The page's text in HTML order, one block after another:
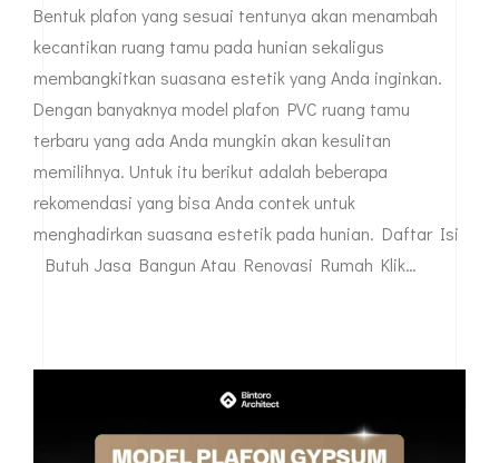
Bentuk plafon yang sesuai tentunya akan menambah
kecantikan ruang tamu pada hunian sekaligus
membangkitkan suasana estetik yang Anda inginkan.
Dengan banyaknya model plafon PVC ruang tamu
terbaru yang ada Anda mungkin akan kesulitan
memilihnya. Untuk itu berikut adalah beberapa
rekomendasi yang bisa Anda contek untuk
menghadirkan suasana estetik pada hunian. Daftar Isi
Butuh Jasa Bangun Atau Renovasi Rumah Klik…